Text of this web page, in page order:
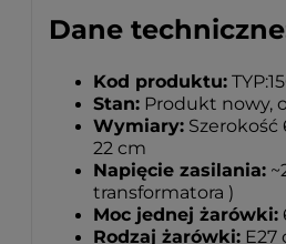
Dane
Kod produktu:
Stan: Produkt nowy,
Wymiary: Szerokość
22 cm
Napięcie zasilania:
transformatora )
Moc jednej żarówki:
Rodzaj żarówki: E27